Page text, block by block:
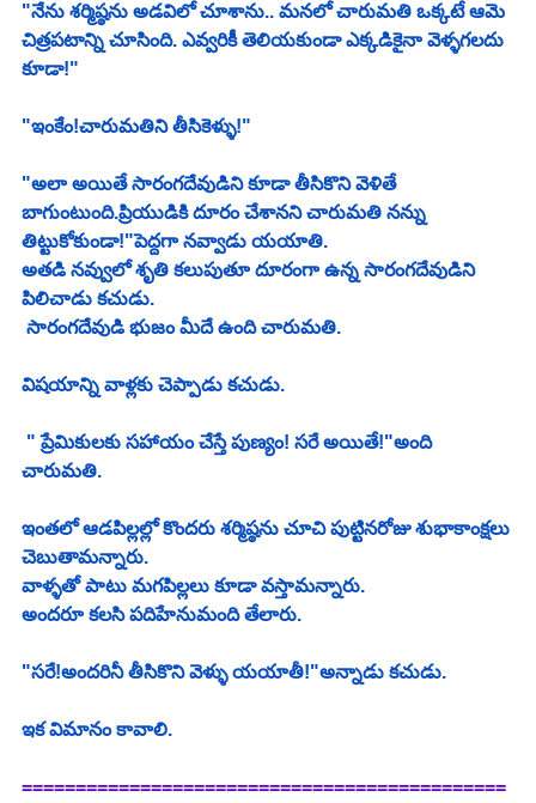
"నేను శర్మిష్ఠను అడవిలో చూశాను.. మనలో చారుమతి ఒక్కటే ఆమె
చిత్రపటాన్ని చూసింది. ఎవ్వరికీ తెలియకుండా ఎక్కడికైనా వెళ్ళగలదు
కూడా!"
"ఇంకేం!చారుమతిని తీసికెళ్ళు!"
"అలా అయితే సారంగదేవుడిని కూడా తీసికొని వెళితే
బాగుంటుంది.ప్రియుడికి దూరం చేశానని చారుమతి నన్ను
తిట్టుకోకుండా!"పెద్దగా నవ్వాడు యయాతి.
అతడి నవ్వులో శృతి కలుపుతూ దూరంగా ఉన్న సారంగదేవుడిని
పిలిచాడు కచుడు.
సారంగదేవుడి భుజం మీదే ఉంది చారుమతి.
విషయాన్ని వాళ్లకు చెప్పాడు కచుడు.
" ప్రేమికులకు సహాయం చేస్తే పుణ్యం! సరే అయితే!"అంది
చారుమతి.
ఇంతలో ఆడపిల్లల్లో కొందరు శర్మిష్ఠను చూచి పుట్టినరోజు శుభాకాంక్షలు
చెబుతామన్నారు.
వాళ్ళతో పాటు మగపిల్లలు కూడా వస్తామన్నారు.
అందరూ కలసి పదిహేనుమంది తేలారు.
"సరే!అందరినీ తీసికొని వెళ్ళు యయాతీ!"అన్నాడు కచుడు.
ఇక విమానం కావాలి.
=============================================